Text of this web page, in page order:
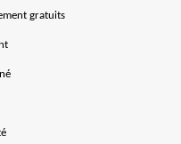
gratuits